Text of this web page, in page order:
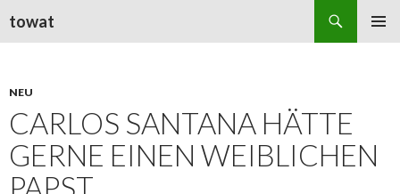
towat
NEU
CARLOS SANTANA HÄTTE
GERNE EINEN WEIBLICHEN
PAPST